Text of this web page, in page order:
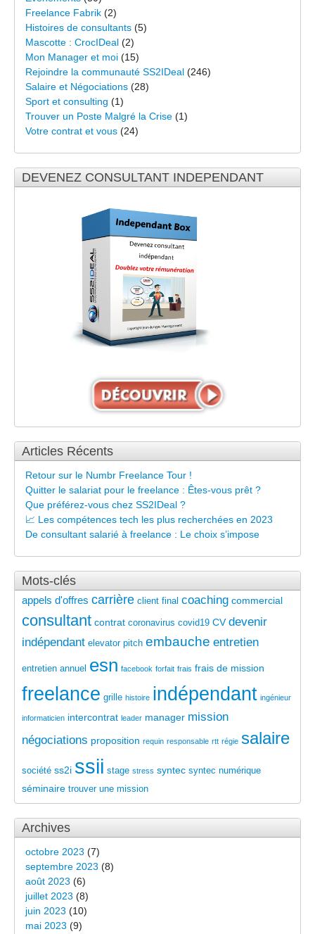
Freelance Fabrik (2)
Histoires de consultants (5)
Mascotte : CrocIDeal (2)
Mon Manager et moi (15)
Rejoindre la communauté SS2IDeal (246)
Salaire et Négociations (28)
Sport et consulting (1)
Trouver un Poste Malgré la Crise (1)
Votre contrat et vous (24)
DEVENEZ CONSULTANT INDEPENDANT
Articles Récents
Retour sur le Numbr Freelance Tour !
Quitter le salariat pour le freelance : Êtes-vous prêt ?
Que préférez-vous chez SS2IDeal ?
📈 Les compétences tech les plus recherchées en 2023
De consultant salarié à freelance : Le choix s’impose
Mots-clés
appels d'offres carrière client final coaching commercial
consultant contrat coronavirus covid19 CV devenir
indépendant elevator pitch embauche entretien
entretien annuel esn facebook forfait frais frais de mission
freelance grille histoire indépendant ingénieur
informaticien intercontrat leader manager mission
négociations proposition requin responsable rtt régie salaire
société ss2i ssii stage stress syntec syntec numérique
séminaire trouver une mission
Archives
octobre 2023 (7)
septembre 2023 (8)
août 2023 (6)
juillet 2023 (8)
juin 2023 (10)
mai 2023 (9)